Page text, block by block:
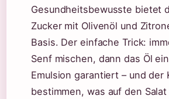
Gesundheitsbewusste bietet
Zucker mit Olivenöl und
Basis. Der einfache Trick:
Senf mischen, dann das Öl
Emulsion garantiert – und der
bestimmen, was auf den